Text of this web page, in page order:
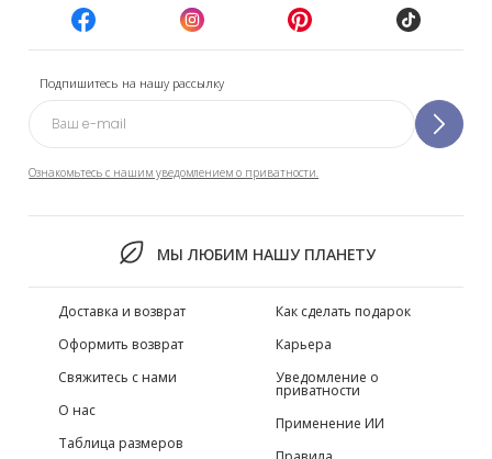
Подпишитесь на нашу рассылку
Ознакомьтесь с нашим уведомлением о приватности.
МЫ ЛЮБИМ НАШУ ПЛАНЕТУ
Доставка и возврат
Оформить возврат
Свяжитесь с нами
О нас
Таблица размеров
Как сделать подарок
Карьера
Уведомление о
приватности
Применение ИИ